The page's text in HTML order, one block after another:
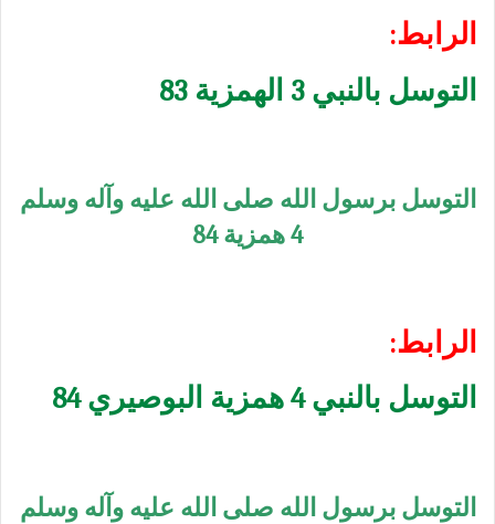
الرابط:
التوسل بالنبي 3 الهمزية 83
التوسل برسول الله صلى الله عليه وآله وسلم
4 همزية 84
الرابط:
التوسل بالنبي 4 همزية البوصيري 84
التوسل برسول الله صلى الله عليه وآله وسلم